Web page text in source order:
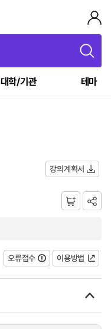
대학/기관 테마
강의계획서
오류접수 이용방법